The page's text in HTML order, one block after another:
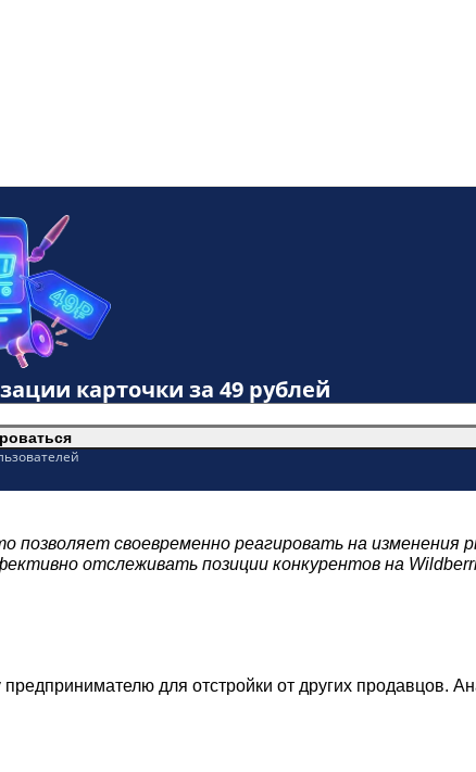
своевременно реагировать на изменения
отслеживать позиции конкурентов на
для отстройки от других продавцов.
карточки за 49 рублей